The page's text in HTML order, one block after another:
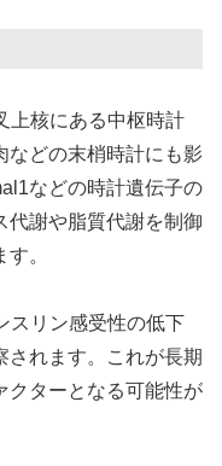
上核にある中枢時計
などの末梢時計にも影
などの時計遺伝子の
代謝や脂質代謝を制御
。
スリン感受性の低下
されます。これが長期
クターとなる可能性が